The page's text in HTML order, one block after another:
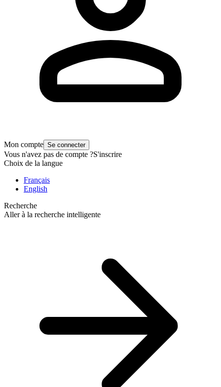
Mon compte Se connecter
Vous n'avez pas de compte ?S'inscrire
Choix de la langue
Français
English
Recherche
Aller à la recherche intelligente